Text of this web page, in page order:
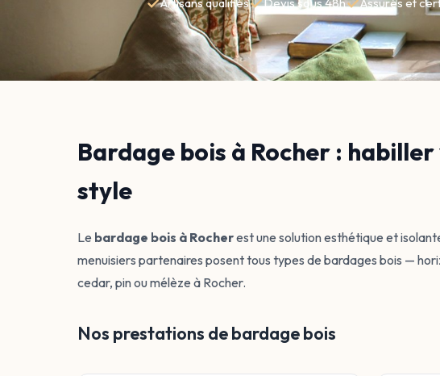
Bardage bois à Rocher :
style
Le bardage bois à Rocherest une solution esthétique et
menuisiers partenaires posent tous types de bardages bois —
cedar, pin ou mélèze à Rocher.
Nos prestations de bardage bois